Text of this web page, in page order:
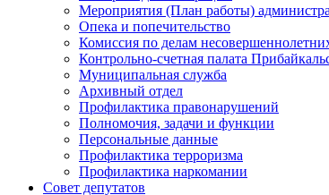
Мероприятия (План работы)
Опека и попечительство
Комиссия по делам
Контрольно-счетная палата
Муниципальная служба
Архивный отдел
Профилактика правонарушений
Полномочия, задачи и функции
Персональные данные
Профилактика терроризма
Профилактика наркомании
Совет депутатов